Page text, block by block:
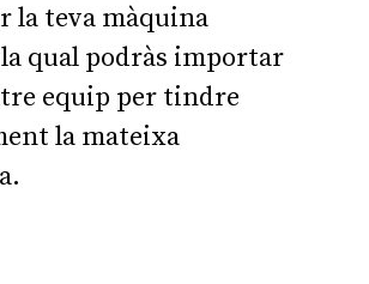
la teva màquina
qual podràs importar
equip per tindre
la mateixa